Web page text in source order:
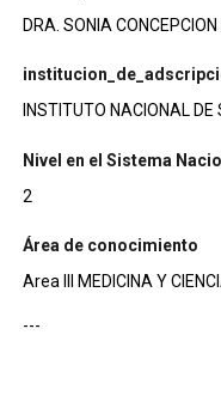
DRA. SONIA
INSTITUTO NACIONAL
Nivel en el Sistema
2
Área de conocimiento
Area III MEDICINA Y
---